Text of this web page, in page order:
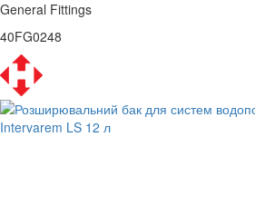
General Fittings
40FG0248